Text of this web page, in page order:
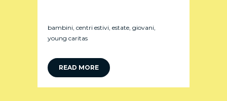
bambini, centri estivi, estate, giovani,
young caritas
READ MORE